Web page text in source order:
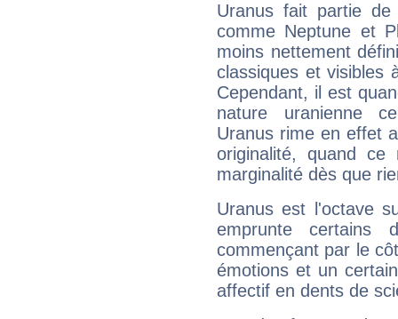
Uranus fait partie
comme Neptune et
moins nettement
classiques et visibles
Cependant, il est
nature uranienne
Uranus rime en effet
originalité, quand ce
marginalité dès que
Uranus est l'octave
emprunte
commençant par le
émotions et un
affectif en dents de